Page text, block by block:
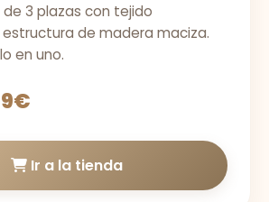
3 plazas con tejido
de madera maciza.
en uno.
Ir a la tienda